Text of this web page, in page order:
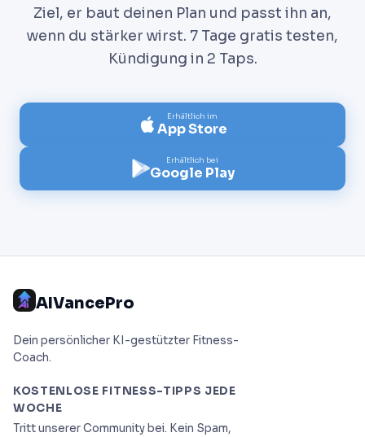
Ziel, er baut deinen Plan und passt ihn an,
wenn du stärker wirst. 7 Tage gratis testen,
Kündigung in 2 Taps.
Erhältlich im
App Store
Erhältlich bei
Google Play
AIVancePro
Dein persönlicher KI-gestützter Fitness-
Coach.
KOSTENLOSE FITNESS-TIPPS JEDE
WOCHE
Tritt unserer Community bei. Kein Spam,